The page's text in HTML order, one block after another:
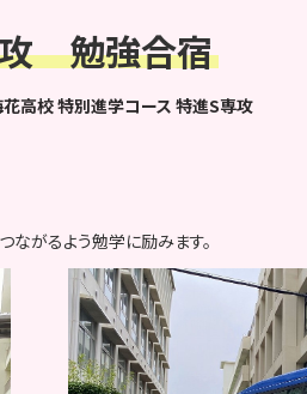
勉強合宿
高校特別進学コース 特進S専攻
ながるよう勉学に励みます。